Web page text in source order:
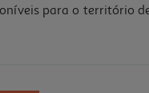
para o território